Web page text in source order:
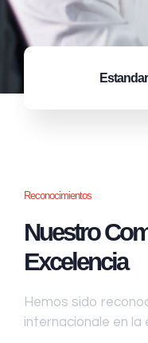
Reconocimientos
Nuestro
Excelencia
Hemos sido
internacionale en